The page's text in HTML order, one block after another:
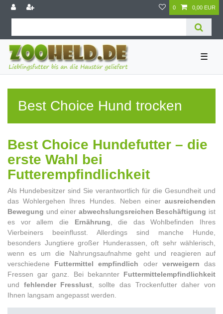
0 0,00 EUR
☰
Best Choice Hund trocken
Best Choice Hundefutter – die
erste Wahl bei
Futterempfindlichkeit
Als Hundebesitzer sind Sie verantwortlich für die Gesundheit und
das Wohlergehen Ihres Hundes. Neben einer ausreichenden
Bewegung und einer abwechslungsreichen Beschäftigung ist
es vor allem die Ernährung , die das Wohlbefinden Ihres
Vierbeiners beeinflusst. Allerdings sind manche Hunde,
besonders Jungtiere großer Hunderassen, oft sehr wählerisch,
wenn es um die Nahrungsaufnahme geht und reagieren auf
verschiedene Futtermittel empfindlich oder verweigerndas
Fressen gar ganz. Bei bekannter Futtermittelempfindlichkeit
und fehlender Fresslust , sollte das Trockenfutter daher von
Ihnen langsam angepasst werden.